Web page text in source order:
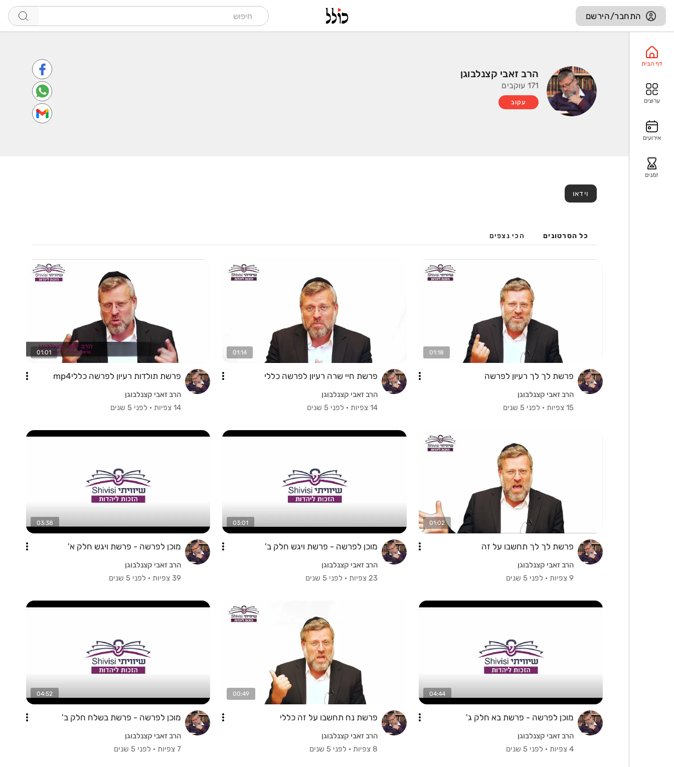
התחבר/הירשם
דף הבית
ערוצים
אירועים
זמנים
הרב זאבי קצנלבוגן
171 עוקבים
עקוב
וידאו
כל הסרטונים הכי נצפים
01:18
פרשת לך לך רעיון לפרשה
הרב זאבי קצנלבוגן
15 צפיות
· לפני 5 שנים
01:14
פרשת חיי שרה רעיון לפרשה כללי
הרב זאבי קצנלבוגן
14 צפיות
· לפני 5 שנים
01:01
פרשת תולדות רעיון לפרשה כלליmp4
הרב זאבי קצנלבוגן
14 צפיות
· לפני 5 שנים
01:02
פרשת לך לך תחשבו על זה
הרב זאבי קצנלבוגן
9 צפיות
· לפני 5 שנים
03:01
מוכן לפרשה - פרשת ויגש חלק ב'
הרב זאבי קצנלבוגן
23 צפיות
· לפני 5 שנים
03:38
מוכן לפרשה - פרשת ויגש חלק א'
הרב זאבי קצנלבוגן
39 צפיות
· לפני 5 שנים
04:44
מוכן לפרשה - פרשת בא חלק ג'
הרב זאבי קצנלבוגן
4 צפיות
· לפני 5 שנים
00:49
פרשת נח תחשבו על זה כללי
הרב זאבי קצנלבוגן
8 צפיות
· לפני 5 שנים
04:52
מוכן לפרשה - פרשת בשלח חלק ב'
הרב זאבי קצנלבוגן
7 צפיות
· לפני 5 שנים